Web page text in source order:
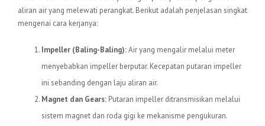
aliran air yang melewati perangkat. Berikut adalah penjelasan singkat
mengenai cara kerjanya:
Impeller (Baling-Baling):Air yang mengalir melalui meter
menyebabkan impeller berputar. Kecepatan putaran impeller
ini sebanding dengan laju aliran air.
Magnet dan Gears: Putaran impeller ditransmisikan melalui
sistem magnet dan roda gigi ke mekanisme pengukuran.